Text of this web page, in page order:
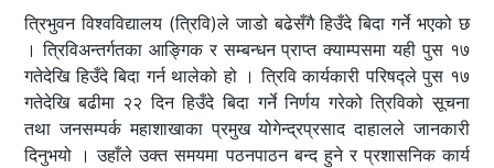
त्रिभुवन विश्वविद्यालय (त्रिवि)ले जाडो बढेसँगै हिउँदे बिदा गर्ने भएको छ
। त्रिविअन्तर्गतका आङ्गिक र सम्बन्धन प्राप्त क्याम्पसमा यही पुस १७
गतेदेखि हिउँदे बिदा गर्न थालेको हो । त्रिवि कार्यकारी परिषद्ले पुस १७
गतेदेखि बढीमा २२ दिन हिउँदे बिदा गर्ने निर्णय गरेको त्रिविको सूचना
तथा जनसम्पर्क महाशाखाका प्रमुख योगेन्द्रप्रसाद दाहालले जानकारी
दिनुभयो । उहाँले उक्त समयमा पठनपाठन बन्द हुने र प्रशासनिक कार्य